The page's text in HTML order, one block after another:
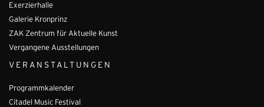
Exerzierhalle
Galerie Kronprinz
ZAK Zentrum für Aktuelle Kunst
Vergangene Ausstellungen
VERANSTALTUNGEN
Programmkalender
Citadel Music Festival